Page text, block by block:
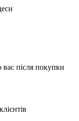
після покупки